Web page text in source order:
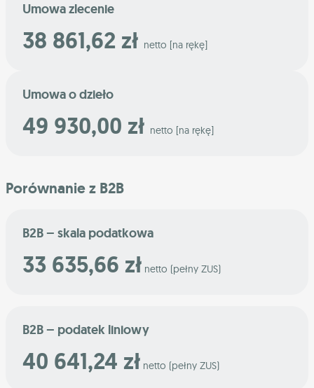
Umowa zlecenie
38 861,62 zł netto [na rękę]
Umowa o dzieło
49 930,00 zł netto [na rękę]
Porównanie z B2B
B2B – skala podatkowa
33 635,66 zł netto (pełny ZUS)
B2B – podatek liniowy
40 641,24 zł netto (pełny ZUS)